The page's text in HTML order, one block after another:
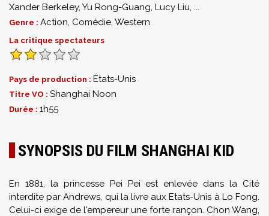
Xander Berkeley, Yu Rong-Guang, Lucy Liu, ...
Genre : Action, Comédie, Western
La critique spectateurs
Pays de production : États-Unis
Titre VO : Shanghai Noon
Durée : 1h55
SYNOPSIS DU FILM SHANGHAI KID
En 1881, la princesse Pei Pei est enlevée dans la Cité
interdite par Andrews, qui la livre aux Etats-Unis à Lo Fong.
Celui-ci exige de l'empereur une forte rançon. Chon Wang,